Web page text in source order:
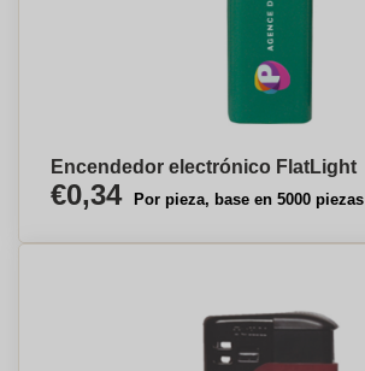
Encendedor electrónico FlatLight
€0,34 Por pieza, base en 5000 piezas